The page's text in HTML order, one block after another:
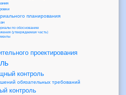
планирования
по обоснованию
(утверждаемая часть)
проектирования
контроль
обязательных требований
контроль